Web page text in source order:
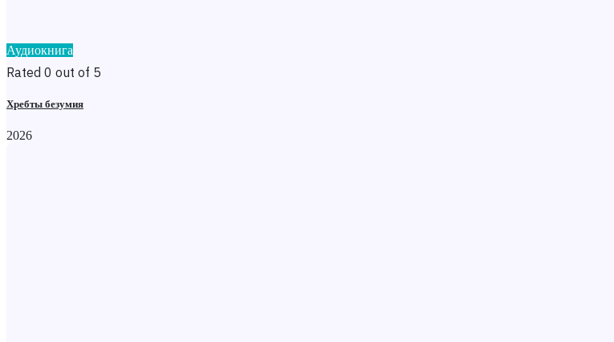
Аудиокнига
Rated 0 out of 5
Хребты безумия
2026